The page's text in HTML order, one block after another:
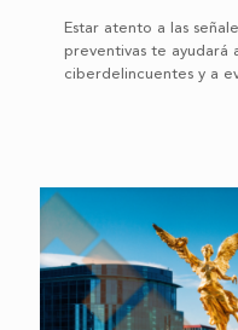
Estar atento a las
preventivas te ayudará
ciberdelincuentes y a